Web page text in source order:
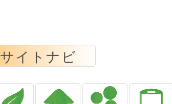
サイトナビ